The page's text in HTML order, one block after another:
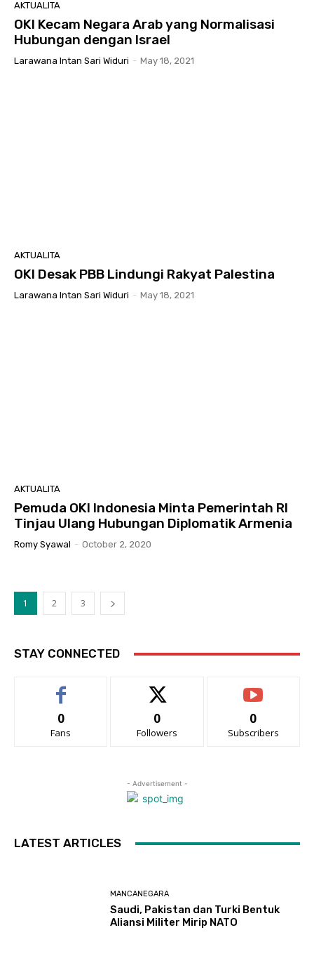
AKTUALITA
OKI Kecam Negara Arab yang Normalisasi
Hubungan dengan Israel
Larawana Intan Sari Widuri - May 18, 2021
AKTUALITA
OKI Desak PBB Lindungi Rakyat Palestina
Larawana Intan Sari Widuri - May 18, 2021
AKTUALITA
Pemuda OKI Indonesia Minta Pemerintah RI
Tinjau Ulang Hubungan Diplomatik Armenia
Romy Syawal - October 2, 2020
1 2 3
STAY CONNECTED
0
Fans
0
Followers
0
Subscribers
- Advertisement -
LATEST ARTICLES
MANCANEGARA
Saudi, Pakistan dan Turki Bentuk
Aliansi Militer Mirip NATO